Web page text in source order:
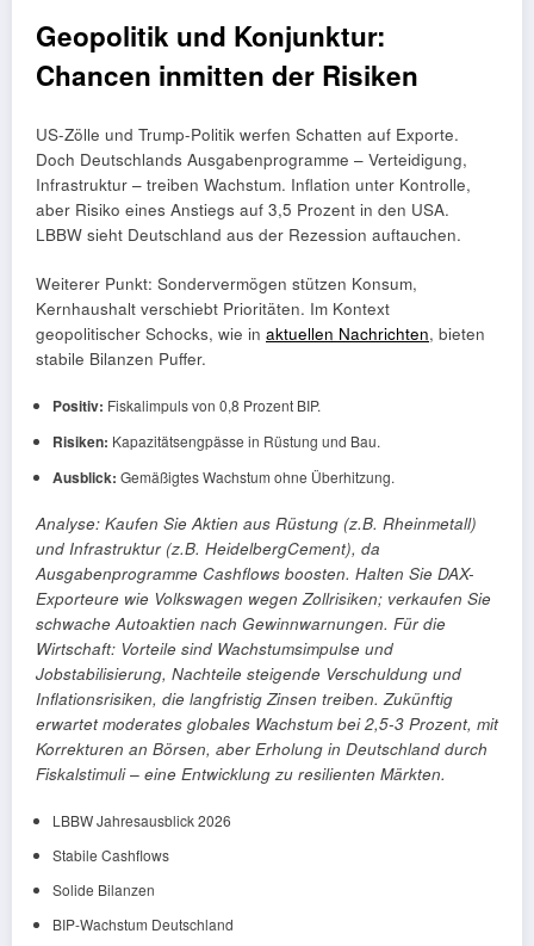
Geopolitik und Konjunktur:
Chancen inmitten der Risiken
US-Zölle und Trump-Politik werfen Schatten auf Exporte.
Doch Deutschlands Ausgabenprogramme – Verteidigung,
Infrastruktur – treiben Wachstum. Inflation unter Kontrolle,
aber Risiko eines Anstiegs auf 3,5 Prozent in den USA.
LBBW sieht Deutschland aus der Rezession auftauchen.
Weiterer Punkt: Sondervermögen stützen Konsum,
Kernhaushalt verschiebt Prioritäten. Im Kontext
geopolitischer Schocks, wie in aktuellen Nachrichten, bieten
stabile Bilanzen Puffer.
Positiv: Fiskalimpuls von 0,8 Prozent BIP.
Risiken: Kapazitätsengpässe in Rüstung und Bau.
Ausblick: Gemäßigtes Wachstum ohne Überhitzung.
Analyse: Kaufen Sie Aktien aus Rüstung (z.B. Rheinmetall)
und Infrastruktur (z.B. HeidelbergCement), da
Ausgabenprogramme Cashflows boosten. Halten Sie DAX-
Exporteure wie Volkswagen wegen Zollrisiken; verkaufen Sie
schwache Autoaktien nach Gewinnwarnungen. Für die
Wirtschaft: Vorteile sind Wachstumsimpulse und
Jobstabilisierung, Nachteile steigende Verschuldung und
Inflationsrisiken, die langfristig Zinsen treiben. Zukünftig
erwartet moderates globales Wachstum bei 2,5-3 Prozent, mit
Korrekturen an Börsen, aber Erholung in Deutschland durch
Fiskalstimuli – eine Entwicklung zu resilienten Märkten.
LBBW Jahresausblick 2026
Stabile Cashflows
Solide Bilanzen
BIP-Wachstum Deutschland